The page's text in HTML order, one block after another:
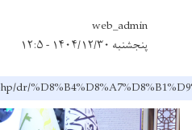
web_admin
پنجشنبه ۱۴۰۴/۱۲/۳۰ - ۱۲:۵
dr/